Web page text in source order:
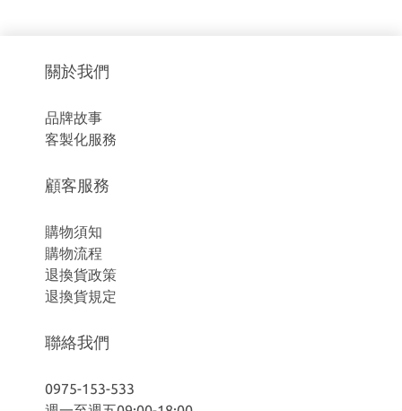
關於我們
品牌故事
客製化服務
顧客服務
購物須知
購物流程
退換貨政策
退換貨規定
聯絡我們
0975-153-533